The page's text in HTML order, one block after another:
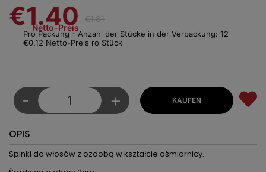
€1.40
Netto-Preis
€1.81
Pro Packung - Anzahl der Stücke in der Verpackung: 12
€0.12 Netto-Preis ro Stück
- +
OPIS
Spinki do włosów z ozdobą w kształcie ośmiornicy.